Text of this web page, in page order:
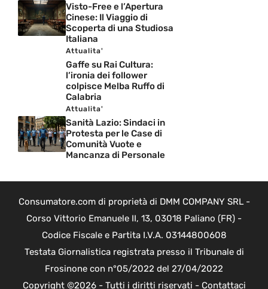
Visto-Free e l’Apertura
Cinese: Il Viaggio di
Scoperta di una Studiosa
Italiana
Attualita'
Gaffe su Rai Cultura:
l’ironia dei follower
colpisce Melba Ruffo di
Calabria
Attualita'
Sanità Lazio: Sindaci in
Protesta per le Case di
Comunità Vuote e
Mancanza di Personale
Consumatore.com di proprietà di DMM COMPANY SRL -
Corso Vittorio Emanuele II, 13, 03018 Paliano (FR) -
Codice Fiscale e Partita I.V.A. 03144800608
Testata Giornalistica registrata presso il Tribunale di
Frosinone con n°05/2022 del 27/04/2022
Copyright ©2026 - Tutti i diritti riservati - Contattaci